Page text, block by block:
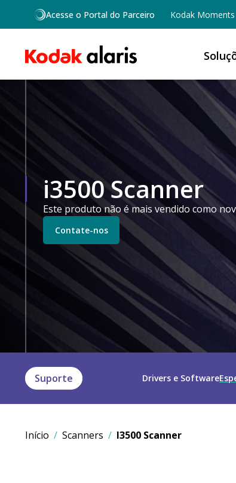
Skip to main content
Acesse o Portal do Parceiro Kodak Moments
i3500 Scanner
Este produto não é mais vendido como
Contate-nos
Suporte Drivers e Software
Início Scanners I3500 Scanner